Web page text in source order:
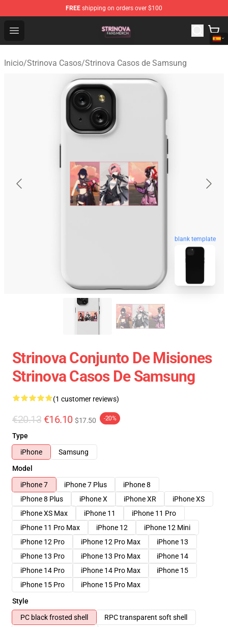
FREE shipping on orders over $100
Open menu
Strinova Shop - Official Strinova Merchandise Store
Inicio/Strinova Casos/Strinova Casos de Samsung
blank template
Strinova Conjunto De Misiones
Strinova Casos De Samsung
(1 customer reviews)
€20.13 €16.10 $17.50 -20%
Type
iPhone
Samsung
Model
iPhone 7
iPhone 7 Plus
iPhone 8
iPhone 8 Plus
iPhone X iPhone XR
iPhone XS
iPhone XS Max
iPhone 11
iPhone 11 Pro
iPhone 11 Pro Max
iPhone 12
iPhone 12 Mini
iPhone 12 Pro
iPhone 12 Pro Max
iPhone 13
iPhone 13 Pro
iPhone 13 Pro Max
iPhone 14
iPhone 14 Pro
iPhone 14 Pro Max
iPhone 15
iPhone 15 Pro
iPhone 15 Pro Max
Style
PC black frosted shell
RPC transparent soft shell